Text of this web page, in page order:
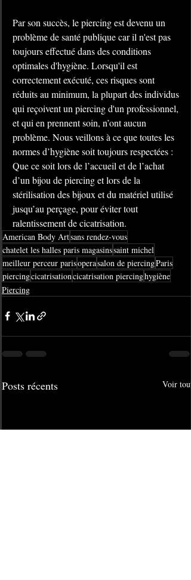
Par son succès, le piercing est devenu un
problème de santé publique car il n'est pas
toujours effectué dans des conditions
optimales d'hygiène. Lorsqu'il est
correctement exécuté, ces risques sont
réduits au minimum, la plupart des individus
qui reçoivent un piercing d'un professionnel,
et qui en prennent soin, n’ont aucun
problème. Nous veillons à ce que toutes les
normes d’hygiène soit toujours respectées :
Que ce soit lors de l’accueil et de l’achat
d’un bijou de piercing et lors de la
stérilisation des bijoux et du matériel utilisé
jusqu’au perçage, pour éviter tout
ralentissement de cicatrisation.
American Body Artsans rendez-vous
chatelet les halles paris magasinssaint michel
meilleur perceur parisoperasalon de piercingParis
piercingcicatrisationcicatrisation piercinghygiène
Piercing
Posts récents Voir tout